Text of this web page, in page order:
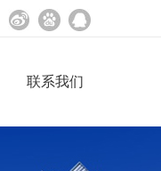
联系我们